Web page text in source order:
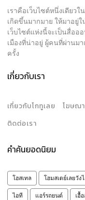
เราคือเว็บไซต์หนึ่งเดียวใ
เกิดขึ้นมากมาย ให้มาอยู่ใ
เว็บไซต์แห่งนี้จะเป็นสื่ออ
เมืองที่น่าอยู่ ผู้คนที่ผ่านม
ครั้ง
เกี่ยวกับเรา
เกี่ยวกับโกทูเลย โฆษณ
ติดต่อเรา
คำค้นยอดนิยม
โฮสเทล โฮมสเตย์เลยวัง
ไอที แอร์รถยนต์ เอื้